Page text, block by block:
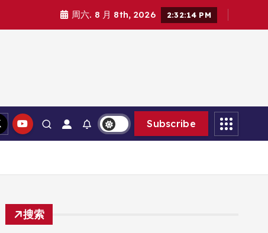
周六. 8 月 8th, 2026 2:32:15 PM
Subscribe
搜索